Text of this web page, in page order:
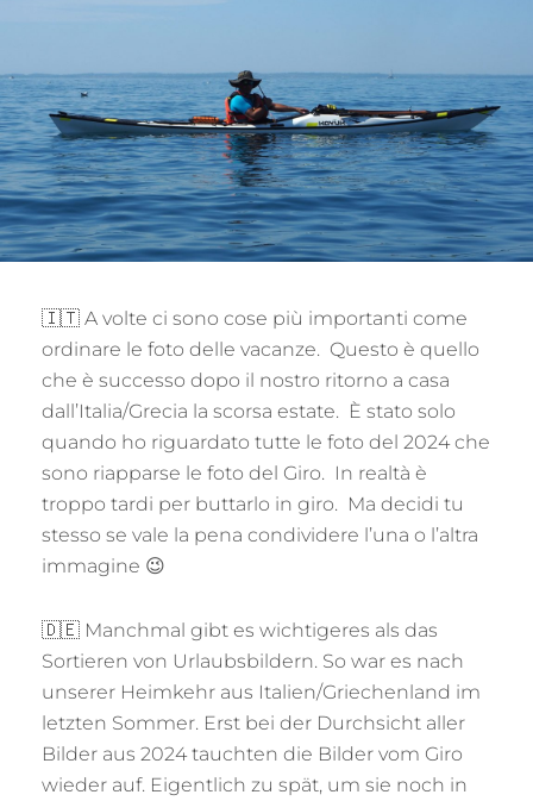
🇮🇹 A volte ci sono cose più importanti come
ordinare le foto delle vacanze. Questo è quello
che è successo dopo il nostro ritorno a casa
dall’Italia/Grecia la scorsa estate. È stato solo
quando ho riguardato tutte le foto del 2024 che
sono riapparse le foto del Giro. In realtà è
troppo tardi per buttarlo in giro. Ma decidi tu
stesso se vale la pena condividere l’una o l’altra
immagine 😉
🇩🇪 Manchmal gibt es wichtigeres als das
Sortieren von Urlaubsbildern. So war es nach
unserer Heimkehr aus Italien/Griechenland im
letzten Sommer. Erst bei der Durchsicht aller
Bilder aus 2024 tauchten die Bilder vom Giro
wieder auf. Eigentlich zu spät, um sie noch in